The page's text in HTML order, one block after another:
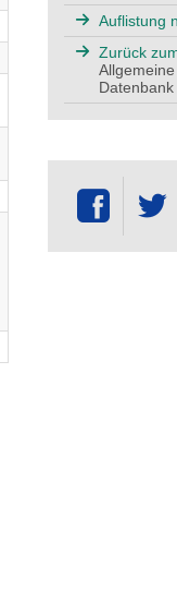
Auflistung
Zurück
Datenbank